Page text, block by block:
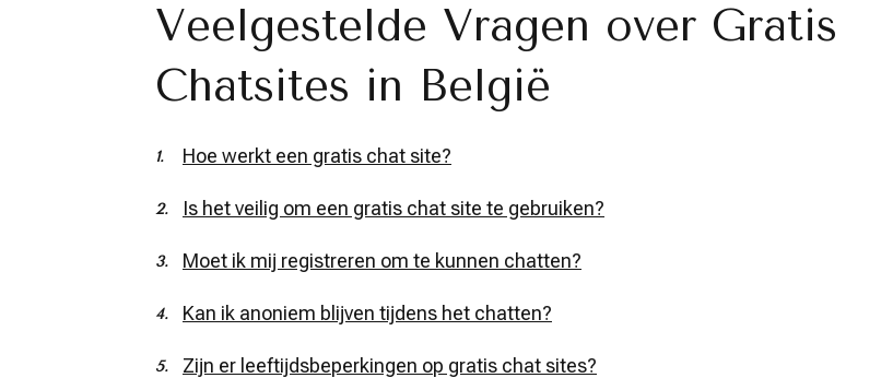
Veelgestelde Vragen over Gratis
Chatsites in België
Hoe werkt een gratis chat site?
Is het veilig om een gratis chat site te gebruiken?
Moet ik mij registreren om te kunnen chatten?
Kan ik anoniem blijven tijdens het chatten?
Zijn er leeftijdsbeperkingen op gratis chat sites?